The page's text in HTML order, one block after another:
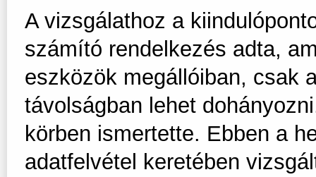
A vizsgálathoz a
számító rendelkezés adta,
eszközök megállóiban, csak
távolságban lehet
körben ismertette. Ebben a
adatfelvétel keretében